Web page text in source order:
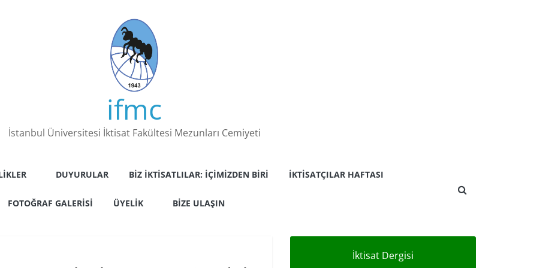
ifmc
İstanbul Üniversitesi İktisat Fakültesi Mezunları Cemiyeti
DUYURULAR BIZ İKTISATLILAR: İÇIMIZDEN BIRI İKTISATÇILAR HAFTASI
FOTOĞRAF GALERISI ÜYELIK BIZE ULAŞIN
İktisat Dergisi